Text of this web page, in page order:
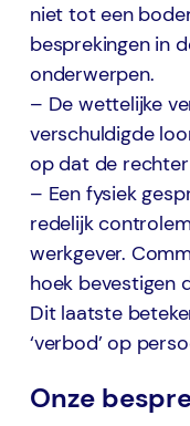
niet tot een
besprekingen in
onderwerpen.
– De wettelijke
verschuldigde
op dat de
– Een fysiek
redelijk
werkgever.
hoek bevestigen
Dit laatste
‘verbod’ op
Onze